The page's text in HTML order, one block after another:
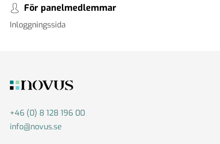
För panelmedlemmar
Inloggningssida
+46 (0) 8 128 196 00
info@novus.se